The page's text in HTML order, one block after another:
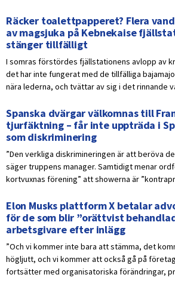
Räcker toalettpapperet? Flera
av magsjuka på Kebnekaise
stänger tillfälligt
I somras förstördes fjällstationens avlopp av
det har inte fungerat med de tillfälliga
nära lederna, och tvättar av sig i det rinnande
Spanska dvärgar välkomnas till
tjurfäktning – får inte uppträda i
som diskriminering
”Den verkliga diskrimineringen är att beröva
säger truppens manager. Samtidigt menar
kortvuxnas förening” att showerna är
Elon Musks plattform X betalar
för de som blir ”orättvist
arbetsgivare efter inlägg
”Och vi kommer inte bara att stämma, det
högljutt, och vi kommer att också gå på
fortsätter med organisatoriska förändringar,